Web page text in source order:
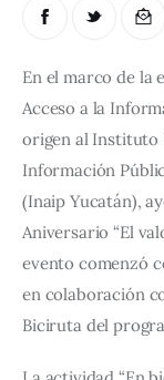
En el marco de la
Acceso a la
origen al Instituto
Información
(Inaip Yucatán),
Aniversario “El
evento comenzó
en colaboración
Biciruta del